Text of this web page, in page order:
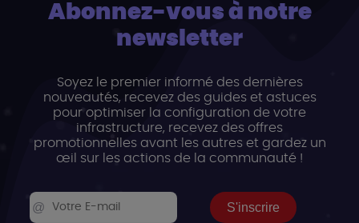
Abonnez-vous à notre
newsletter
Soyez le premier informé des dernières
nouveautés, recevez des guides et astuces
pour optimiser la configuration de votre
infrastructure, recevez des offres
promotionnelles avant les autres et gardez un
œil sur les actions de la communauté !
S'inscrire